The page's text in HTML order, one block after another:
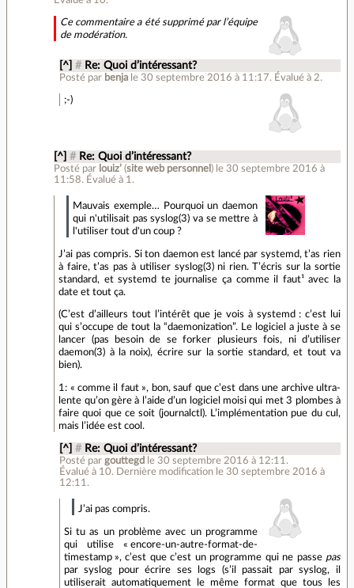
Ce commentaire a été supprimé par l’équipe
de modération.
[^] # Re: Quoi d’intéressant?
Posté par benja le 30 septembre 2016 à 11:17. Évalué à 2.
;-)
[^] # Re: Quoi d’intéressant?
Posté par louiz’ (site web personnel ) le 30 septembre 2016 à
11:58. Évalué à 1 .
Mauvais exemple… Pourquoi un daemon
qui n'utilisait pas syslog(3) va se mettre à
l'utiliser tout d'un coup ?
J’ai pas compris. Si ton daemon est lancé par systemd, t’as rien
à faire, t’as pas à utiliser syslog(3) ni rien. T’écris sur la sortie
standard, et systemd te journalise ça comme il faut¹ avec la
date et tout ça.
(C’est d’ailleurs tout l’intérêt que je vois à systemd : c’est lui
qui s’occupe de tout la “daemonization”. Le logiciel a juste à se
lancer (pas besoin de se forker plusieurs fois, ni d’utiliser
daemon(3) à la noix), écrire sur la sortie standard, et tout va
bien).
1: « comme il faut », bon, sauf que c’est dans une archive ultra-
lente qu’on gère à l’aide d’un logiciel moisi qui met 3 plombes à
faire quoi que ce soit (journalctl). L’implémentation pue du cul,
mais l’idée est cool.
[^] # Re: Quoi d’intéressant?
Posté par gouttegd le 30 septembre 2016 à 12:11 .
Évalué à 10. Dernière modification le 30 septembre 2016 à
12:11.
J’ai pas compris.
Si tu as un problème avec un programme
qui utilise « encore-un-autre-format-de-
timestamp », c’est que c’est un programme qui ne passe pas
par syslog pour écrire ses logs (s’il passait par syslog, il
utiliserait automatiquement le même format que tous les